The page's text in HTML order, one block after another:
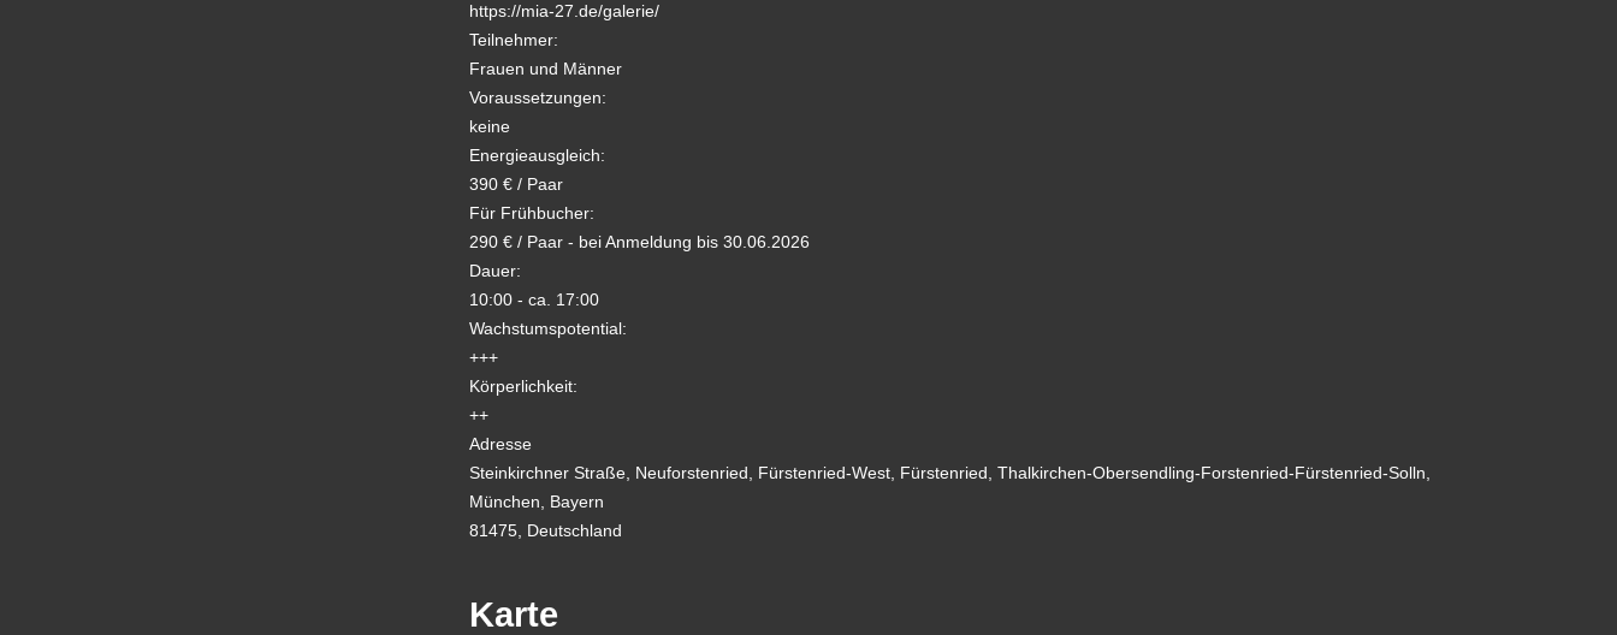
https://mia-27.de/galerie/
Teilnehmer:
Frauen und Männer
Voraussetzungen:
keine
Energieausgleich:
390 € / Paar
Für Frühbucher:
290 € / Paar - bei Anmeldung bis 30.06.2026
Dauer:
10:00 - ca. 17:00
Wachstumspotential:
+++
Körperlichkeit:
++
Adresse
Steinkirchner Straße, Neuforstenried, Fürstenried-West, Fürstenried, Thalkirchen-Obersendling-Forstenried-Fürstenried-Solln,
München, Bayern
81475, Deutschland
Karte